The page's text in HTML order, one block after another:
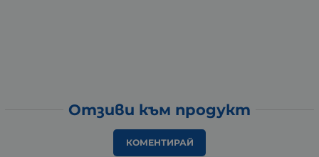
Отзиви към продукт
КОМЕНТИРАЙ